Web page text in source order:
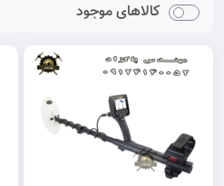
کالاهای موجود